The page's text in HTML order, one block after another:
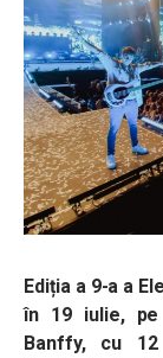
Ediția a 9-a a
în 19 iulie,
Banffy, cu